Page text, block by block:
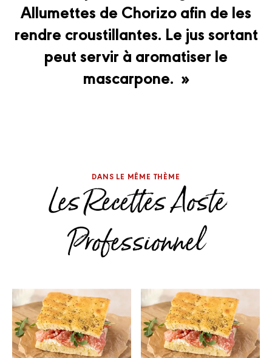
Allumettes de Chorizo afin de les
rendre croustillantes. Le jus sortant
peut servir à aromatiser le
mascarpone. »
DANS LE MÊME THÈME
Les Recettes Aoste
Professionnel